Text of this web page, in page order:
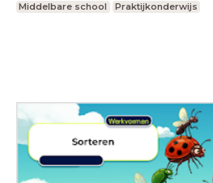
Middelbare school
Praktijkonderwijs